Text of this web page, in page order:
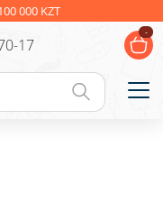
000 KZT
17
-
подарки
Упаковка
аксессуары